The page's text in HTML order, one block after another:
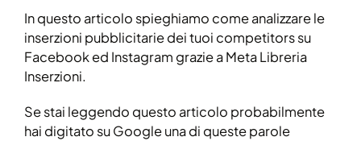
In questo articolo spieghiamo come analizzare le
inserzioni pubblicitarie dei tuoi competitors su
Facebook ed Instagram grazie a Meta Libreria
Inserzioni.
Se stai leggendo questo articolo probabilmente
hai digitato su Google una di queste parole